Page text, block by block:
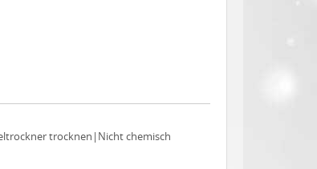
trocknen|Nicht chemisch